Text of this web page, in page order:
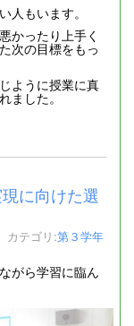
人もいます。
かったり上手く
次の目標をもっ
ように授業に真
ました。
に向けた選
カテゴリ:第３学年
がら学習に臨ん